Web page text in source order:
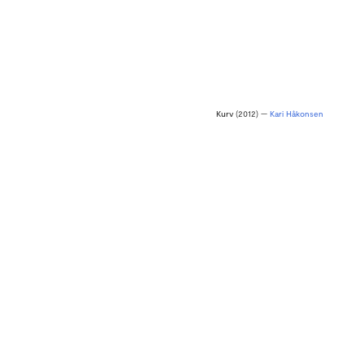
Kurv (2012) — Kari Håkonsen